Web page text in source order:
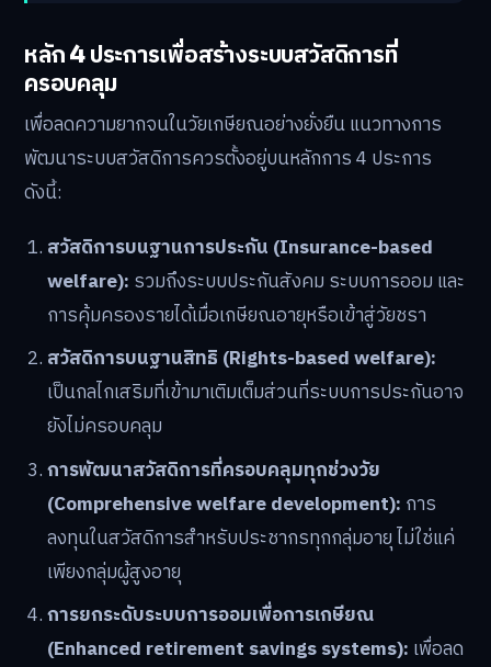
หลัก 4 ประการเพื่อสร้างระบบสวัสดิการที่
ครอบคลุม
เพื่อลดความยากจนในวัยเกษียณอย่างยั่งยืน แนวทางการ
พัฒนาระบบสวัสดิการควรตั้งอยู่บนหลักการ 4 ประการ
ดังนี้:
สวัสดิการบนฐานการประกัน (Insurance-based
welfare): รวมถึงระบบประกันสังคม ระบบการออม และ
การคุ้มครองรายได้เมื่อเกษียณอายุหรือเข้าสู่วัยชรา
สวัสดิการบนฐานสิทธิ (Rights-based welfare):
เป็นกลไกเสริมที่เข้ามาเติมเต็มส่วนที่ระบบการประกันอาจ
ยังไม่ครอบคลุม
การพัฒนาสวัสดิการที่ครอบคลุมทุกช่วงวัย
(Comprehensive welfare development): การ
ลงทุนในสวัสดิการสำหรับประชากรทุกกลุ่มอายุ ไม่ใช่แค่
เพียงกลุ่มผู้สูงอายุ
การยกระดับระบบการออมเพื่อการเกษียณ
(Enhanced retirement savings systems): เพื่อลด